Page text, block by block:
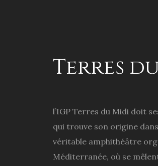
Terres
l’IGP Terres du Midi doit
qui trouve son origine
véritable amphithéâtre
Méditerranée, où se